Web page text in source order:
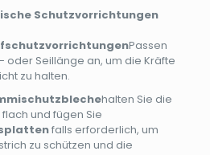
Schutzvorrichtungen
Passen
oder Seillänge an, um die Kräfte
zu halten.
halten Sie die
und fügen Sie
falls erforderlich, um
zu schützen und die